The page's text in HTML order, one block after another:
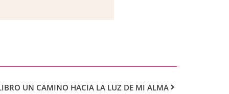
UN CAMINO HACIA LA LUZ DE MI ALMA